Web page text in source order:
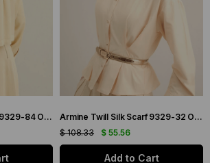
Armine Twill Silk Scarf 9329-84 Orange Mixed Pattern
Armine Twill Silk Scarf 9329-32 Orange Mixed Pattern
$ 55.56
$ 108.33
Add to Cart